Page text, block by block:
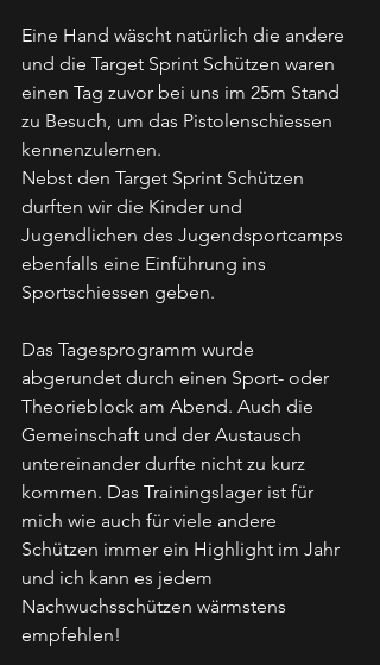
Eine Hand wäscht natürlich die andere
und die Target Sprint Schützen waren
einen Tag zuvor bei uns im 25m Stand
zu Besuch, um das Pistolenschiessen
kennenzulernen.
Nebst den Target Sprint Schützen
durften wir die Kinder und
Jugendlichen des Jugendsportcamps
ebenfalls eine Einführung ins
Sportschiessen geben.
Das Tagesprogramm wurde
abgerundet durch einen Sport- oder
Theorieblock am Abend. Auch die
Gemeinschaft und der Austausch
untereinander durfte nicht zu kurz
kommen. Das Trainingslager ist für
mich wie auch für viele andere
Schützen immer ein Highlight im Jahr
und ich kann es jedem
Nachwuchsschützen wärmstens
empfehlen!